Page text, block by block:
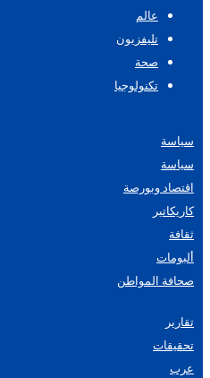
عالم
تليفزيون
صحة
تكنولوجيا
سياسة
سياسة
اقتصاد وبورصة
كاريكاتير
ثقافة
ألبومات
صحافة المواطن
تقارير
تحقيقات
عرب